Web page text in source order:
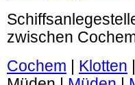
zwischen
Cochem
Klotten